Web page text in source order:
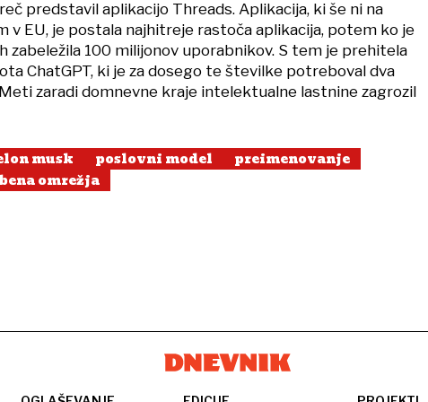
predstavil aplikacijo Threads. Aplikacija, ki še ni na
v EU, je postala najhitreje rastoča aplikacija, potem ko je
zabeležila 100 milijonov uporabnikov. S tem je prehitela
ChatGPT, ki je za dosego te številke potreboval dva
zaradi domnevne kraje intelektualne lastnine zagrozil
musk poslovni model
preimenovanje
omrežja